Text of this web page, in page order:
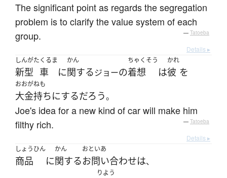
The significant point as regards the segregation
problem is to clarify the value system of each
group.
— Tatoeba
Details ▸
しんがた
新型
くるま
車 に
かん
関するジョーの
ちゃくそう
着想 は
かれ
彼 を
おおがねも
大金持ちにするだろう。
Joe's idea for a new kind of car will make him
filthy rich.
— Tatoeba
Details ▸
しょうひん
商品 に
かん
関する
おといあ
お問い合わせは、
りよう